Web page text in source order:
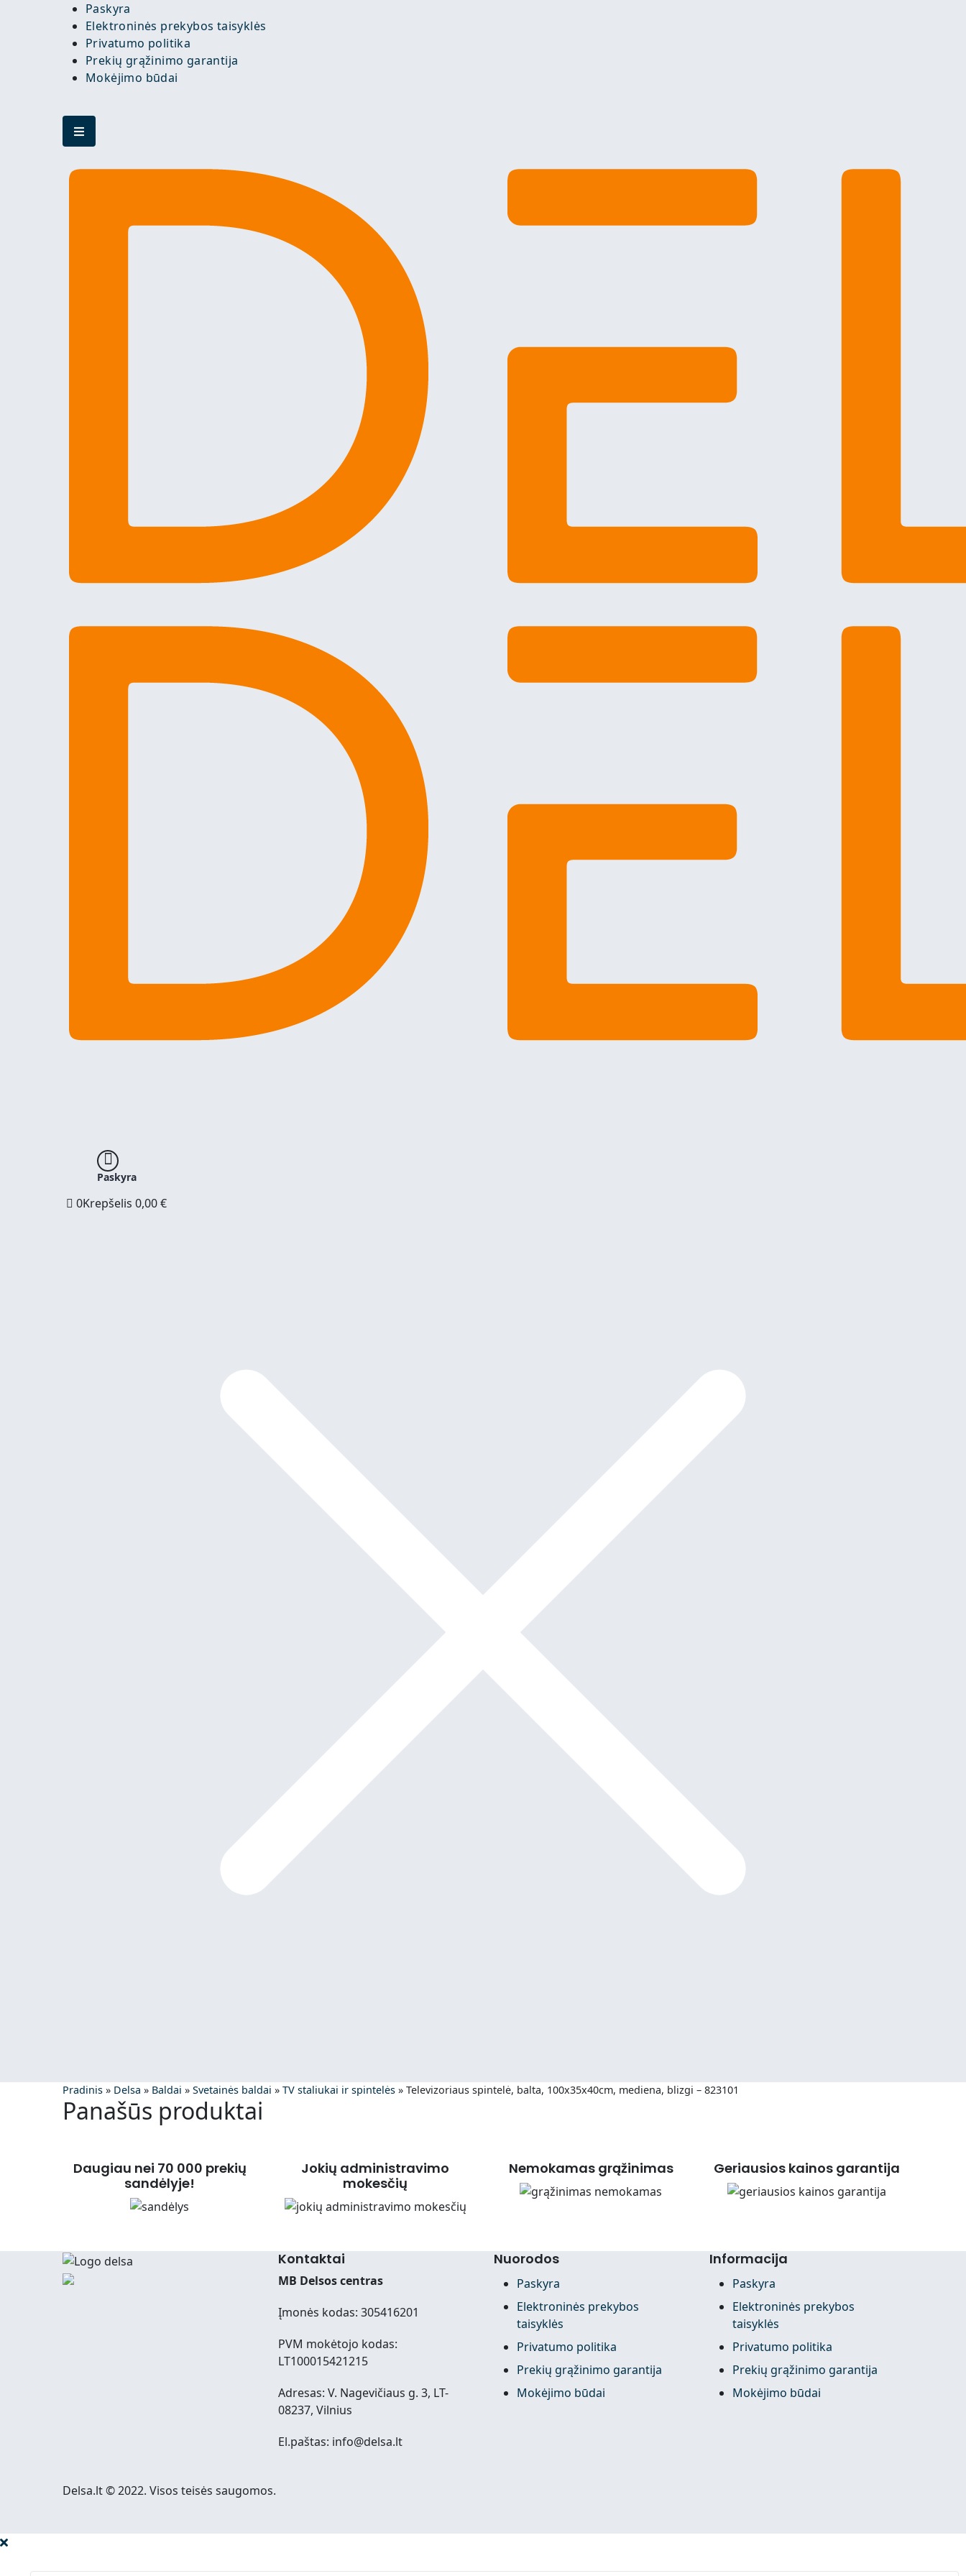
Paskyra
Elektroninės prekybos taisyklės
Privatumo politika
Prekių grąžinimo garantija
Mokėjimo būdai
Paskyra
0Krepšelis0,00€
Pradinis » Delsa » Baldai » Svetainės baldai » TV staliukai ir spintelės » Televizoriaus spintelė, balta, 100x35x40cm, mediena, blizgi – 823101
Panašūs produktai
Daugiau nei 70 000 prekių
sandėlyje!
Jokių administravimo
mokesčių
Nemokamas grąžinimas Geriausios kainos garantija
Kontaktai
MB Delsos centras
Įmonės kodas: 305416201
PVM mokėtojo kodas:
LT100015421215
Adresas: V. Nagevičiaus g. 3, LT-
08237, Vilnius
El.paštas: info@delsa.lt
Nuorodos
Paskyra
Elektroninės prekybos
taisyklės
Privatumo politika
Prekių grąžinimo garantija
Mokėjimo būdai
Informacija
Paskyra
Elektroninės prekybos
taisyklės
Privatumo politika
Prekių grąžinimo garantija
Mokėjimo būdai
Delsa.lt © 2022. Visos teisės saugomos.